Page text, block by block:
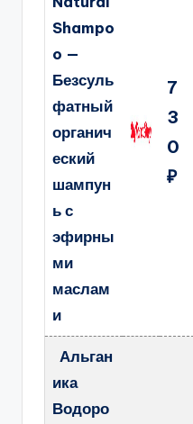
Shampo
o —
Безсуль
фатный
органич
еский
шампун
ь с
эфирны
ми
маслам
и
7
3
0
₽
Альган
ика
Водоро